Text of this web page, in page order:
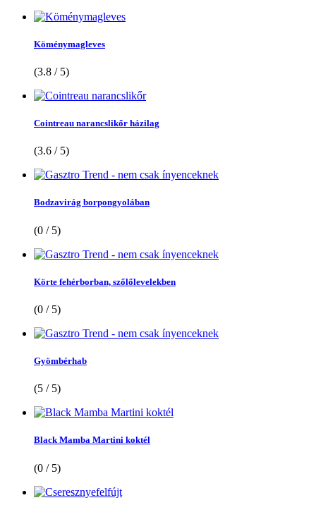
Köménymagleves
(3.8 / 5)
Cointreau narancslikőr házilag
(3.6 / 5)
Bodzavirág borpongyolában
(0 / 5)
Körte fehérborban, szőlőlevelekben
(0 / 5)
Gyömbérhab
(5 / 5)
Black Mamba Martini koktél
(0 / 5)